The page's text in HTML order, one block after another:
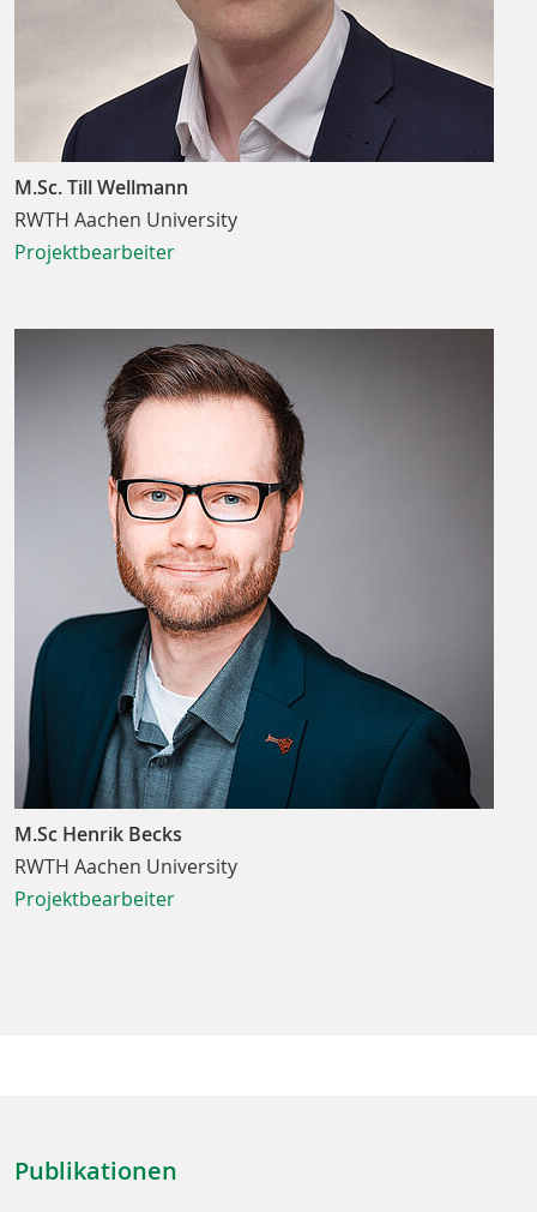
M.Sc. Till Wellmann
RWTH Aachen University
Projektbearbeiter
M.Sc Henrik Becks
RWTH Aachen University
Projektbearbeiter
Publikationen